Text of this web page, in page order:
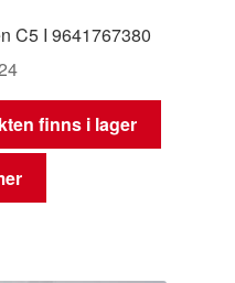
C5 I 9641767380
finns i lager